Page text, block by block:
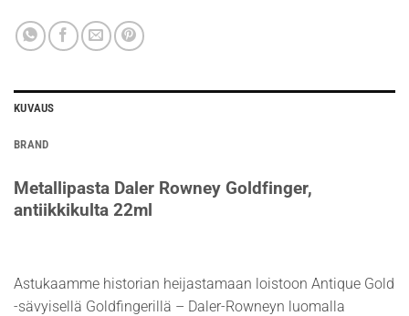
KUVAUS
BRAND
Metallipasta Daler Rowney Goldfinger,
antiikkikulta 22ml
Astukaamme historian heijastamaan loistoon Antique Gold
-sävyisellä Goldfingerillä – Daler-Rowneyn luomalla